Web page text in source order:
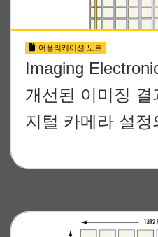
어플리케이션 노트
Imaging
개선된 이미징 결
지털 카메라 설